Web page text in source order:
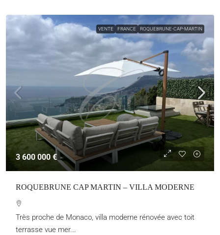
VENTE FRANCE ROQUEBRUNE-CAP-MARTIN
3 600 000 €
ROQUEBRUNE CAP MARTIN – VILLA MODERNE
Très proche de Monaco, villa moderne rénovée avec toit
terrasse vue mer...